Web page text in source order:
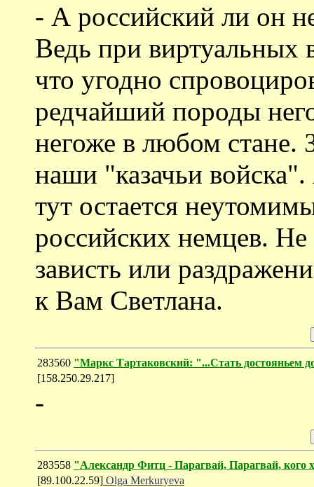
- А российский ли он
Ведь при виртуальных
что угодно
редчайший породы
негоже в любом стане.
наши "казачьи
тут остается
российских немцев. Не
зависть или
к Вам Светлана.
283560 "Маркс Тартаковский: "...Стать достояньем
[158.250.29.217]
-
283558 "Александр Фитц - Парагвай, Парагвай, кого
[89.100.22.59] Olga Merkuryeva